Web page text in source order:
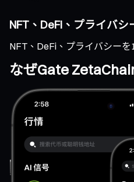
NFT、DeFi、プライバ
NFT、DeFi、プライバシー
なぜGate